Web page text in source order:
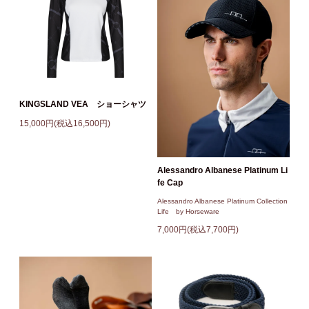
KINGSLAND VEA ショーシャツ
15,000円(税込16,500円)
Alessandro Albanese Platinum Li
fe Cap
Alessandro Albanese Platinum Collection
Life by Horseware
7,000円(税込7,700円)